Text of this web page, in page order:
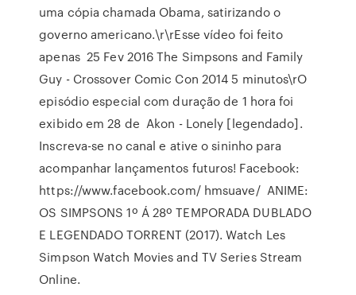
uma cópia chamada Obama, satirizando o
governo americano.\r\rEsse vídeo foi feito
apenas 25 Fev 2016 The Simpsons and Family
Guy - Crossover Comic Con 2014 5 minutos\rO
episódio especial com duração de 1 hora foi
exibido em 28 de Akon - Lonely [legendado].
Inscreva-se no canal e ative o sininho para
acompanhar lançamentos futuros! Facebook:
https://www.facebook.com/ hmsuave/ ANIME:
OS SIMPSONS 1º Á 28º TEMPORADA DUBLADO
E LEGENDADO TORRENT (2017). Watch Les
Simpson Watch Movies and TV Series Stream
Online.